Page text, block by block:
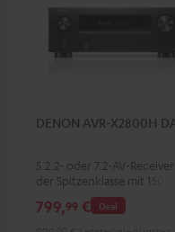
DENON AVR-X2800H
5.2.2- oder 7.2-AV-Receiver
der Spitzenklasse mit 150
Ausgangsleistung pro Kanal
Deal
799,99 €